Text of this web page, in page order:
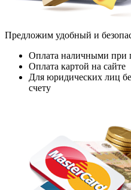
Предложим удобный и
Оплата наличными при
Оплата картой на сайте
Для юридических лиц
счету